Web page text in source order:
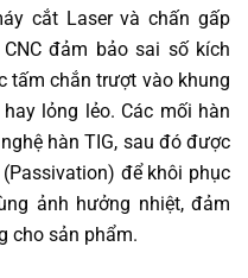
cắt Laser và chấn gấp
đảm bảo sai số kích
tấm chắn trượt vào khung
lỏng lẻo. Các mối hàn
hàn TIG, sau đó được
để khôi phục
ảnh hưởng nhiệt, đảm
cho sản phẩm.